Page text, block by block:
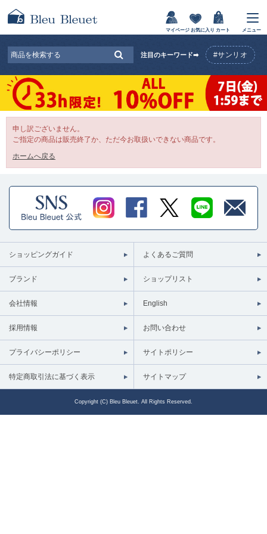
マイページ お気に入り カート メニュー
注目のキーワード➡ #サンリオ
申し訳ございません。
ご指定の商品は販売終了か、ただ今お取扱いできない商品です。
ホームへ戻る
ショッピングガイド よくあるご質問
ブランド ショップリスト
会社情報 English
採用情報 お問い合わせ
プライバシーポリシー サイトポリシー
特定商取引法に基づく表示 サイトマップ
Copyright (C) Bleu Bleuet. All Rights Reserved.